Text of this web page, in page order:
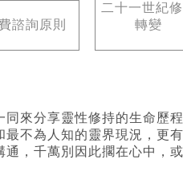
諮詢原則
二十一世紀
轉變
來分享靈性修持的生命歷
不為人知的靈界現況，更
，千萬別因此擱在心中，